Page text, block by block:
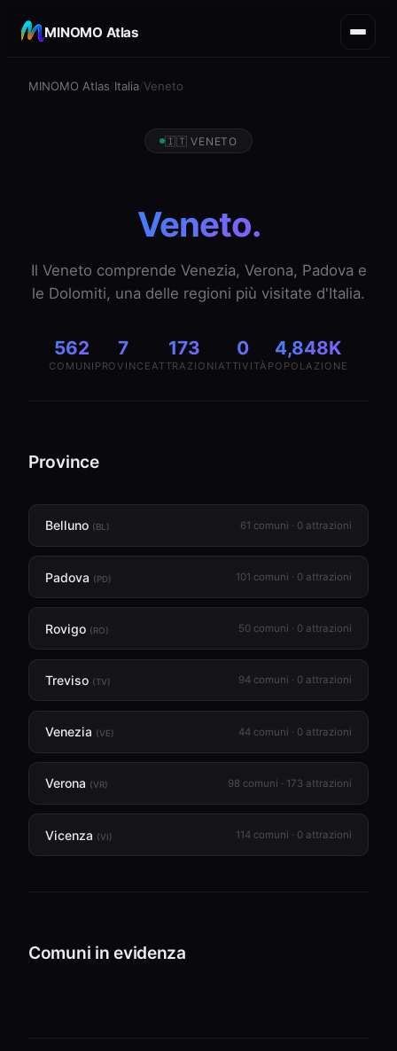
MINOMO Atlas
MINOMO Atlas Italia Veneto
🇮🇹 VENETO
Veneto.
Il Veneto comprende Venezia, Verona, Padova e
le Dolomiti, una delle regioni più visitate d'Italia.
562
COMUNI
7
PROVINCE
173
ATTRAZIONI
0
ATTIVITÀ
4,848K
POPOLAZIONE
Province
Belluno (BL) 61 comuni · 0 attrazioni
Padova (PD) 101 comuni · 0 attrazioni
Rovigo (RO) 50 comuni · 0 attrazioni
Treviso (TV) 94 comuni · 0 attrazioni
Venezia (VE) 44 comuni · 0 attrazioni
Verona (VR) 98 comuni · 173 attrazioni
Vicenza (VI) 114 comuni · 0 attrazioni
Comuni in evidenza
7,186 popolazione 10,856 popolazione